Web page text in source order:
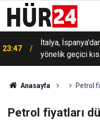
23:47
İtalya,
yönelik geçici
açıkladı
Anasayfa Petrol
Petrol fiyatları